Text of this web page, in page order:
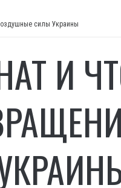
силы Украины
И